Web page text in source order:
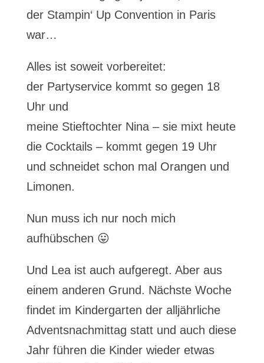
der Stampin‘ Up Convention in Paris
war…
Alles ist soweit vorbereitet:
der Partyservice kommt so gegen 18
Uhr und
meine Stieftochter Nina – sie mixt heute
die Cocktails – kommt gegen 19 Uhr
und schneidet schon mal Orangen und
Limonen.
Nun muss ich nur noch mich
aufhübschen 😛
Und Lea ist auch aufgeregt. Aber aus
einem anderen Grund. Nächste Woche
findet im Kindergarten der alljährliche
Adventsnachmittag statt und auch diese
Jahr führen die Kinder wieder etwas